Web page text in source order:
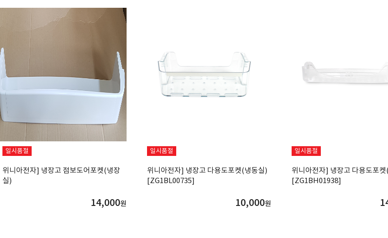
일시품절
위니아전자] 냉장고 점보도어포켓(냉장
실)
14,000원
일시품절
위니아전자] 냉장고 다용도포켓(냉동실)
[ZG1BL00735]
10,000원
일시품절
위니아전자] 냉장고 다용도포
[ZG1BH01938]